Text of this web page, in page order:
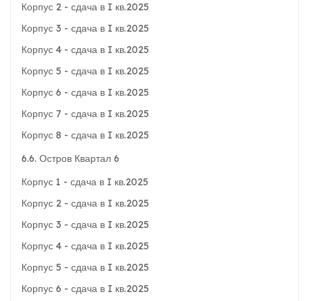
Корпус 2 - сдача в I кв.2025
Корпус 3 - сдача в I кв.2025
Корпус 4 - сдача в I кв.2025
Корпус 5 - сдача в I кв.2025
Корпус 6 - сдача в I кв.2025
Корпус 7 - сдача в I кв.2025
Корпус 8 - сдача в I кв.2025
6.6. Остров Квартал 6
Корпус 1 - сдача в I кв.2025
Корпус 2 - сдача в I кв.2025
Корпус 3 - сдача в I кв.2025
Корпус 4 - сдача в I кв.2025
Корпус 5 - сдача в I кв.2025
Корпус 6 - сдача в I кв.2025